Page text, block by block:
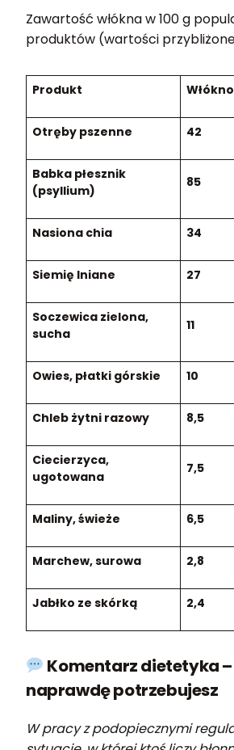
Zawartość włókna w 100 g
produktów (wartości
Produkt
Otręby pszenne 42
Babka płesznik
(psyllium)
85
Nasiona chia 34
Siemię lniane 27
Soczewica zielona,
sucha
11
Owies, płatki górskie 10
Chleb żytni razowy 8,5
Ciecierzyca,
ugotowana
7,5
Maliny, świeże 6,5
Marchew, surowa 2,8
Jabłko ze skórką 2,4
Komentarz dietetyka –
naprawdę potrzebujesz
W pracy z podopiecznymi